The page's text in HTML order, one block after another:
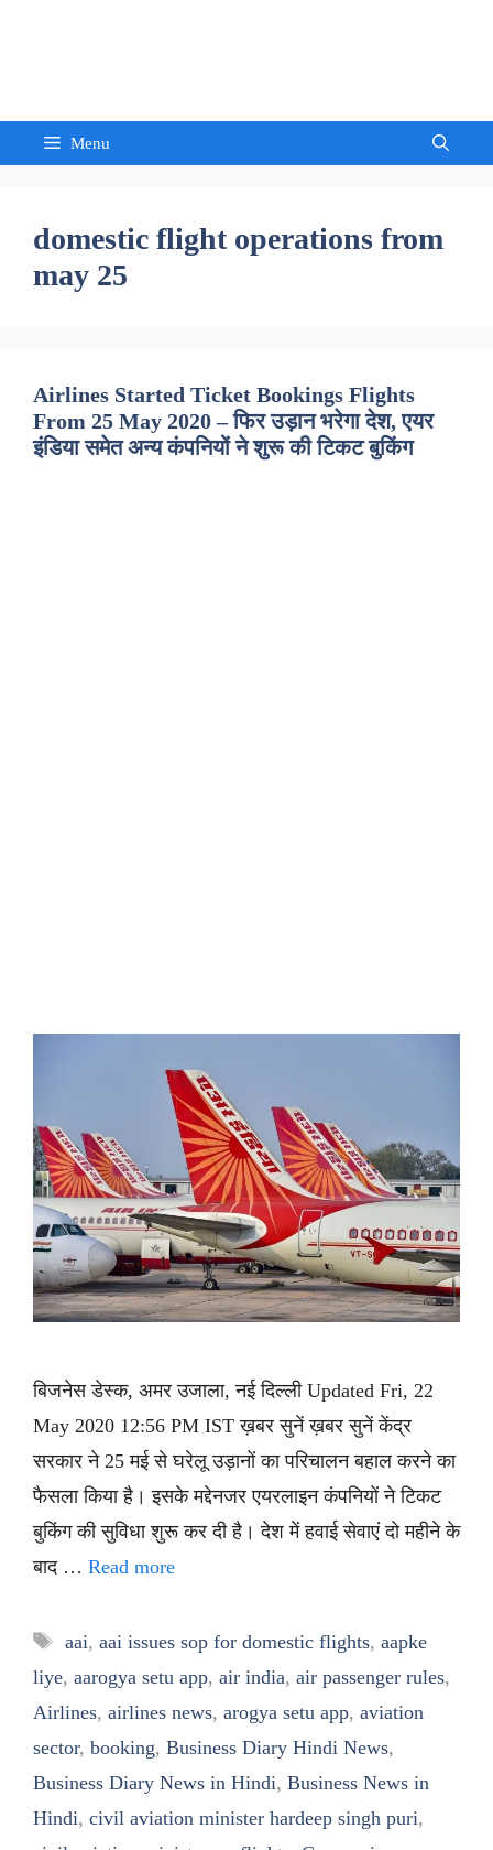
Menu
domestic flight operations from
may 25
Airlines Started Ticket Bookings Flights
From 25 May 2020 – फिर उड़ान भरेगा देश, एयर
इंडिया समेत अन्य कंपनियों ने शुरू की टिकट बुकिंग
बिजनेस डेस्क, अमर उजाला, नई दिल्ली Updated Fri, 22
May 2020 12:56 PM IST ख़बर सुनें ख़बर सुनें केंद्र
सरकार ने 25 मई से घरेलू उड़ानों का परिचालन बहाल करने का
फैसला किया है। इसके मद्देनजर एयरलाइन कंपनियों ने टिकट
बुकिंग की सुविधा शुरू कर दी है। देश में हवाई सेवाएं दो महीने के
बाद … Read more
Tags
aai, aai issues sop for domestic flights, aapke
liye, aarogya setu app, air india, air passenger rules,
Airlines, airlines news, arogya setu app, aviation
sector, booking, Business Diary Hindi News,
Business Diary News in Hindi, Business News in
Hindi, civil aviation minister hardeep singh puri,